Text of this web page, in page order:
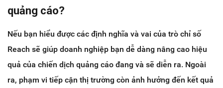
quảng cáo?
Nếu bạn hiểu được các định nghĩa và vai của trò chỉ số
Reach sẽ giúp doanh nghiệp bạn dễ dàng nâng cao hiệu
quả của chiến dịch quảng cáo đang và sẽ diễn ra. Ngoài
ra, phạm vi tiếp cận thị trường còn ảnh hưởng đến kết quả